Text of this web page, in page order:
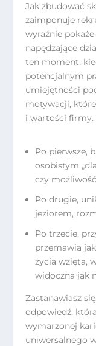
Jak zbudować
zaimponuje
wyraźnie
napędzające
ten moment,
potencjalnym
umiejętności
motywacji,
i wartości firmy.
Po pierwsze,
osobistym
czy
Po drugie,
jeziorem,
Po trzecie,
przemawia
życia wzięta,
widoczna jak
Zastanawiasz
odpowiedź,
wymarzonej
uniwersalnego